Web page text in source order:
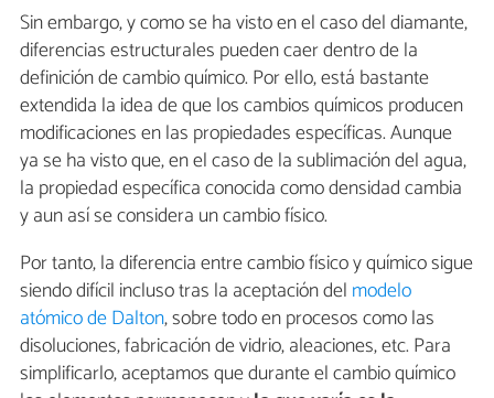
Sin embargo, y como se ha visto en el caso del diamante,
diferencias estructurales pueden caer dentro de la
definición de cambio químico. Por ello, está bastante
extendida la idea de que los cambios químicos producen
modificaciones en las propiedades específicas. Aunque
ya se ha visto que, en el caso de la sublimación del agua,
la propiedad específica conocida como densidad cambia
y aun así se considera un cambio físico.
Por tanto, la diferencia entre cambio físico y químico sigue
siendo difícil incluso tras la aceptación del modelo
atómico de Dalton, sobre todo en procesos como las
disoluciones, fabricación de vidrio, aleaciones, etc. Para
simplificarlo, aceptamos que durante el cambio químico